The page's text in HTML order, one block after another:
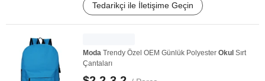
Tedarikçi ile İletişime Geçin
Moda Trendy Özel OEM Günlük Polyester Okul Sırt
Çantaları